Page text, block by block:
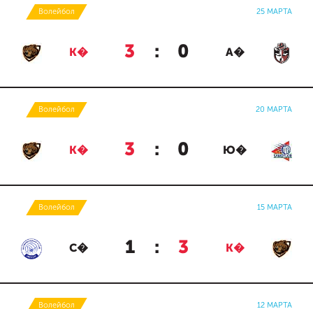
Волейбол 25 МАРТА
К� 3 : 0 А�
Волейбол 20 МАРТА
К� 3 : 0 Ю�
Волейбол 15 МАРТА
С� 1 : 3 К�
Волейбол 12 МАРТА